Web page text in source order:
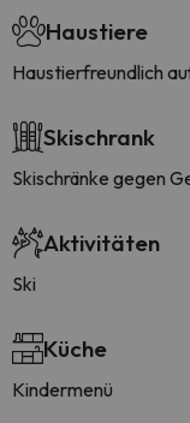
Haustiere
Haustierfreundlich
Skischrank
Skischränke gegen
Aktivitäten
Ski
Küche
Kindermenü